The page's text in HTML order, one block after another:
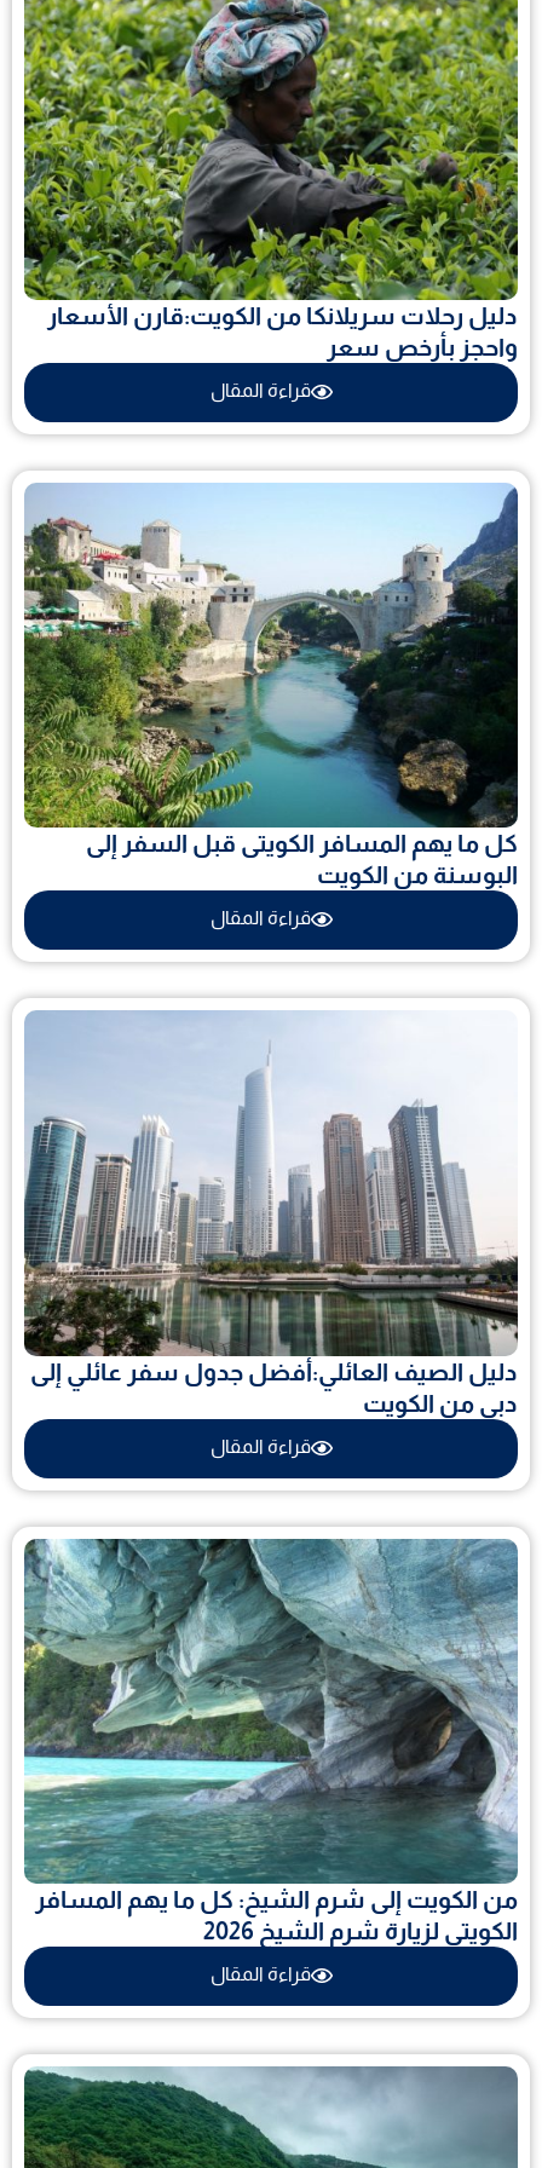
دليل رحلات سريلانكا من الكويت:قارن الأسعار
واحجز بأرخص سعر
قراءة المقال
كل ما يهم المسافر الكويتى قبل السفر إلى
البوسنة من الكويت
قراءة المقال
دليل الصيف العائلي:أفضل جدول سفر عائلي إلى
دبي من الكويت
قراءة المقال
من الكويت إلى شرم الشيخ: كل ما يهم المسافر
الكويتى لزيارة شرم الشيخ 2026
قراءة المقال